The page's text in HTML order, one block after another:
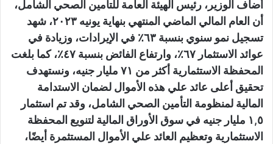
أضاف الوزير، رئيس الهيئة العامة للتأمين الصحي الشامل،
أن العام المالي الماضي المنتهي بنهاية يونيه ٢٠٢٣، شهد
تسجيل نمو سنوي بنسبة ٦٣٪ في الإيرادات، وزيادة في
عوائد الاستثمار ٦٧٪، وارتفاع الفائض بنسبة ٤٧٪، كما بلغت
المحفظة الاستثمارية أكثر من ٧١ مليار جنيه، ونستهدف
تحقيق أعلى عائد علي هذه الأموال لضمان الاستدامة
المالية لمنظومة التأمين الصحي الشامل، وقد تم استثمار
١,٥ مليار جنيه في سوق الأوراق المالية لتنويع المحفظة
الاستثمارية وتعظيم العائد علي الأموال المستثمرة أيضًا،